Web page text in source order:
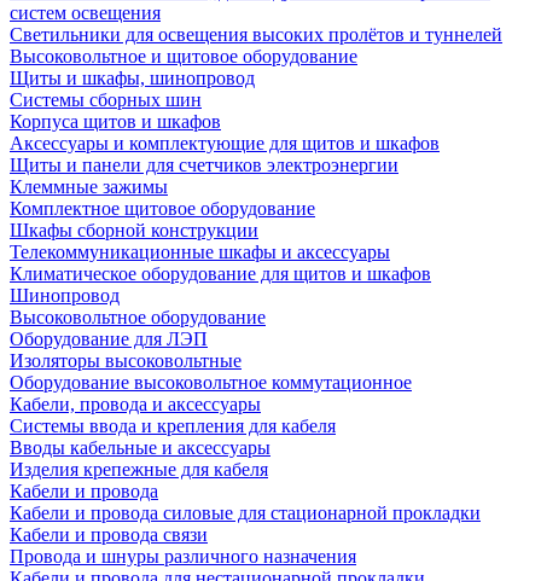
систем освещения
Светильники для освещения высоких пролётов и туннелей
Высоковольтное и щитовое оборудование
Щиты и шкафы, шинопровод
Системы сборных шин
Корпуса щитов и шкафов
Аксессуары и комплектующие для щитов и шкафов
Щиты и панели для счетчиков электроэнергии
Клеммные зажимы
Комплектное щитовое оборудование
Шкафы сборной конструкции
Телекоммуникационные шкафы и аксессуары
Климатическое оборудование для щитов и шкафов
Шинопровод
Высоковольтное оборудование
Оборудование для ЛЭП
Изоляторы высоковольтные
Оборудование высоковольтное коммутационное
Кабели, провода и аксессуары
Системы ввода и крепления для кабеля
Вводы кабельные и аксессуары
Изделия крепежные для кабеля
Кабели и провода
Кабели и провода силовые для стационарной прокладки
Кабели и провода связи
Провода и шнуры различного назначения